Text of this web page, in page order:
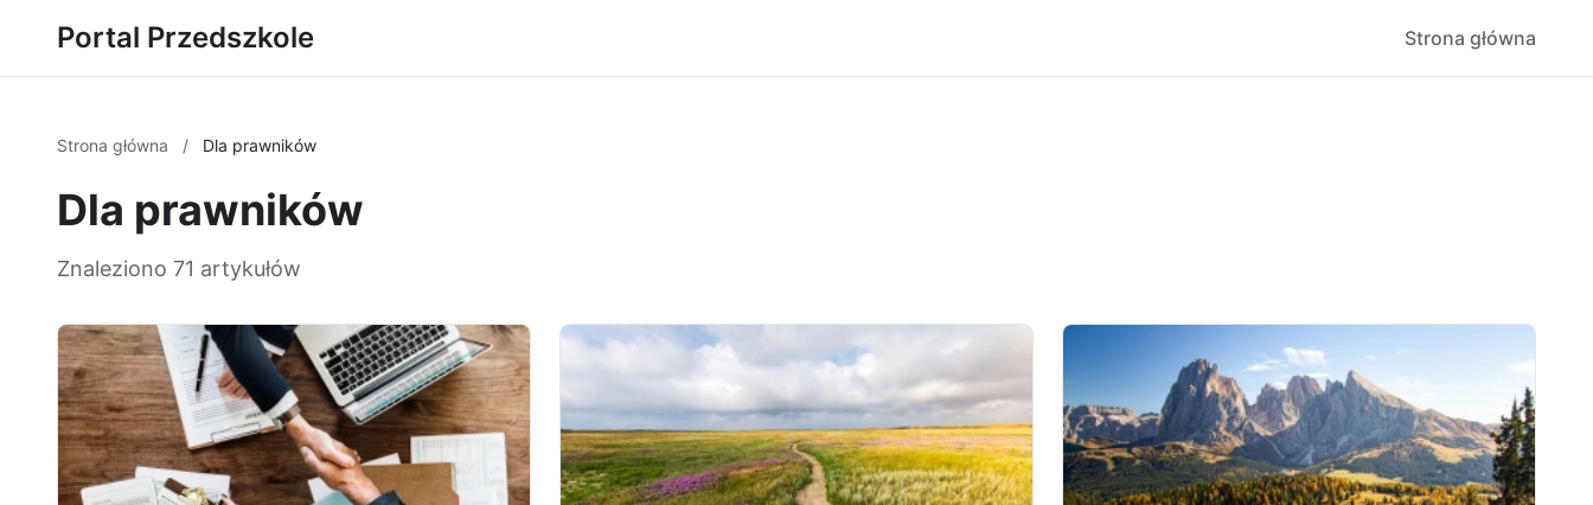
Portal Przedszkole Strona główna
Strona główna / Dla prawników
Dla prawników
Znaleziono 71 artykułów